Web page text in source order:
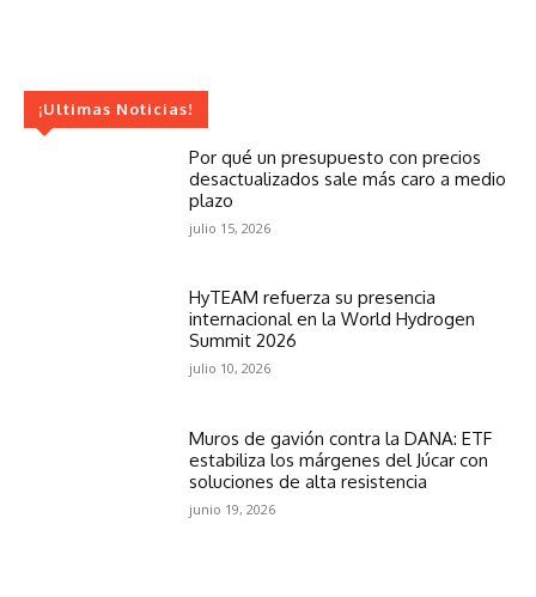
¡Ultimas Noticias!
Por qué un presupuesto con precios
desactualizados sale más caro a medio
plazo
julio 15, 2026
HyTEAM refuerza su presencia
internacional en la World Hydrogen
Summit 2026
julio 10, 2026
Muros de gavión contra la DANA: ETF
estabiliza los márgenes del Júcar con
soluciones de alta resistencia
junio 19, 2026